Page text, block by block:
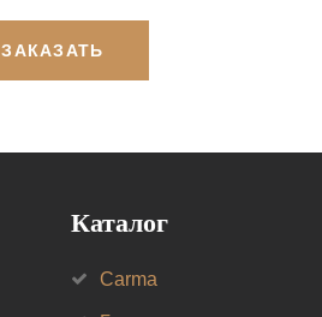
ЗАКАЗАТЬ
Каталог
Carma